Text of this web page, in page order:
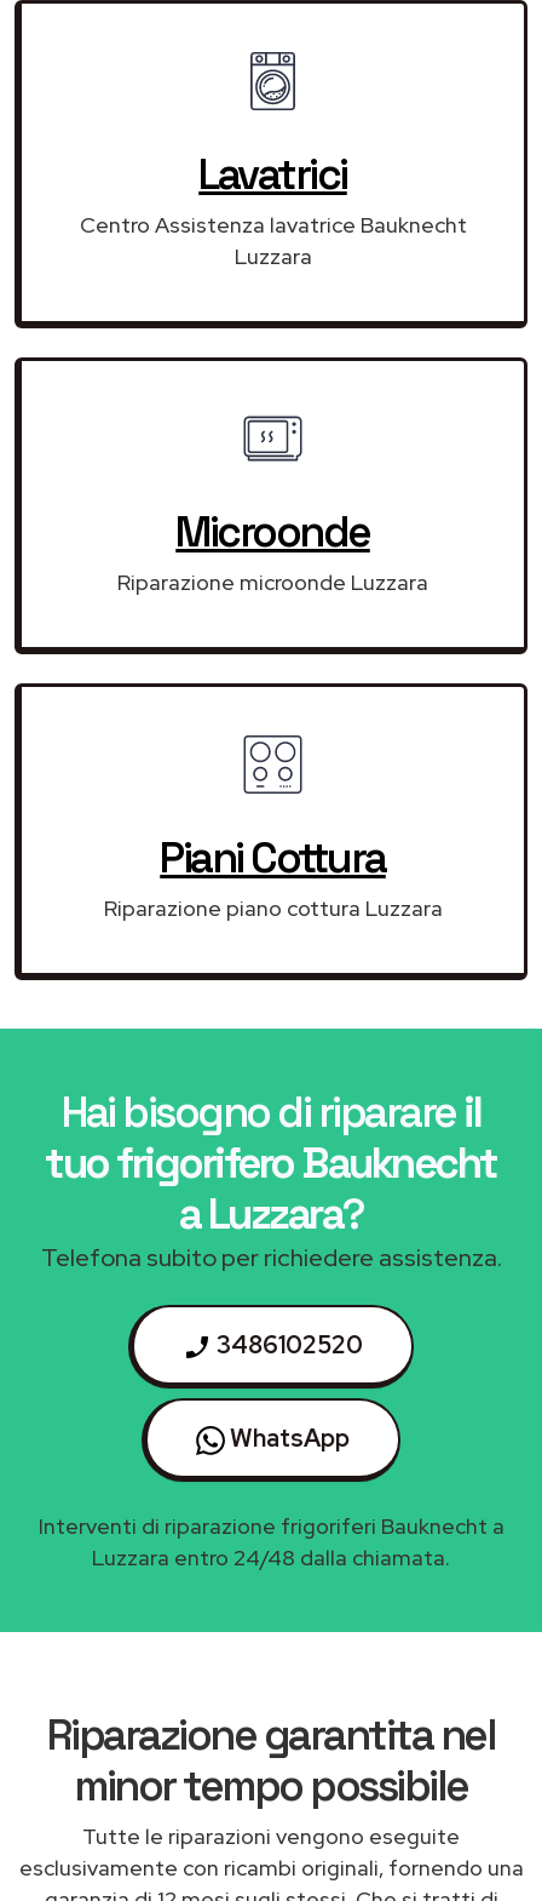
Lavatrici
Centro Assistenza lavatrice Bauknecht
Luzzara
Microonde
Riparazione microonde Luzzara
Piani Cottura
Riparazione piano cottura Luzzara
Hai bisogno di riparareil
tuo frigorifero Bauknecht
a Luzzara?
Telefona subito per richiedere assistenza.
3486102520
WhatsApp
Interventi di riparazione frigoriferi Bauknecht a
Luzzara entro 24/48 dalla chiamata.
Riparazione garantita nel
minor tempo possibile
Tutte le riparazioni vengono eseguite
esclusivamente con ricambi originali, fornendo una